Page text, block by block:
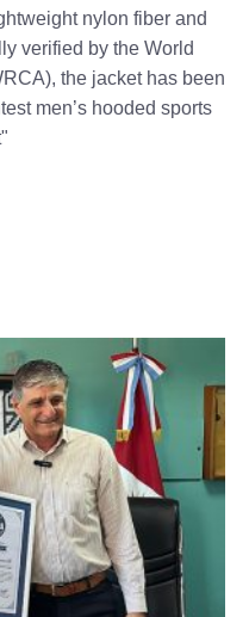
nylon fiber and
verified by the World
the jacket has been
men’s hooded sports